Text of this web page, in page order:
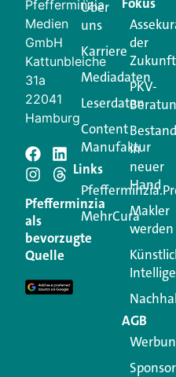
Ihren Vertriebsalltag
Login.
Jetzt anmelden
Schreiben
Kommentar
Ihre E-Mail-Adresse wird
Erforderliche Felder sind
Kommentar
Pfefferminzia
Medien
GmbH
Kattunbleiche
31a
22041
Hamburg
Pfefferminzia
als
bevorzugte
Quelle
Über
uns
Karriere
Mediadaten
Leserdaten
Content
Manufaktur
Links
MehrCura
der
Zukunft
PKV-
Bestand
in
neuer
Hand
Makler
werden
AGB